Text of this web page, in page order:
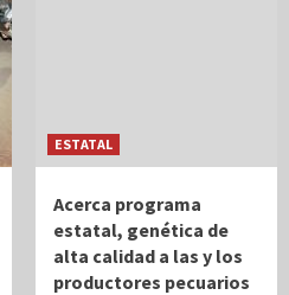
ESTATAL
Acerca programa
estatal, genética de
alta calidad a las y los
productores pecuarios